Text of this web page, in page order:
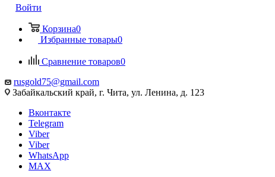
Войти
Корзина0
Избранные товары0
Сравнение товаров0
rusgold75@gmail.com
Забайкальский край, г. Чита, ул. Ленина, д. 123
Вконтакте
Telegram
Viber
Viber
WhatsApp
MAX